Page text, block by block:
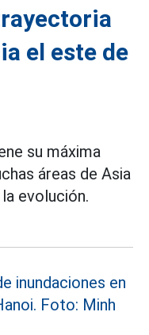
el este de
su máxima
áreas de Asia
evolución.